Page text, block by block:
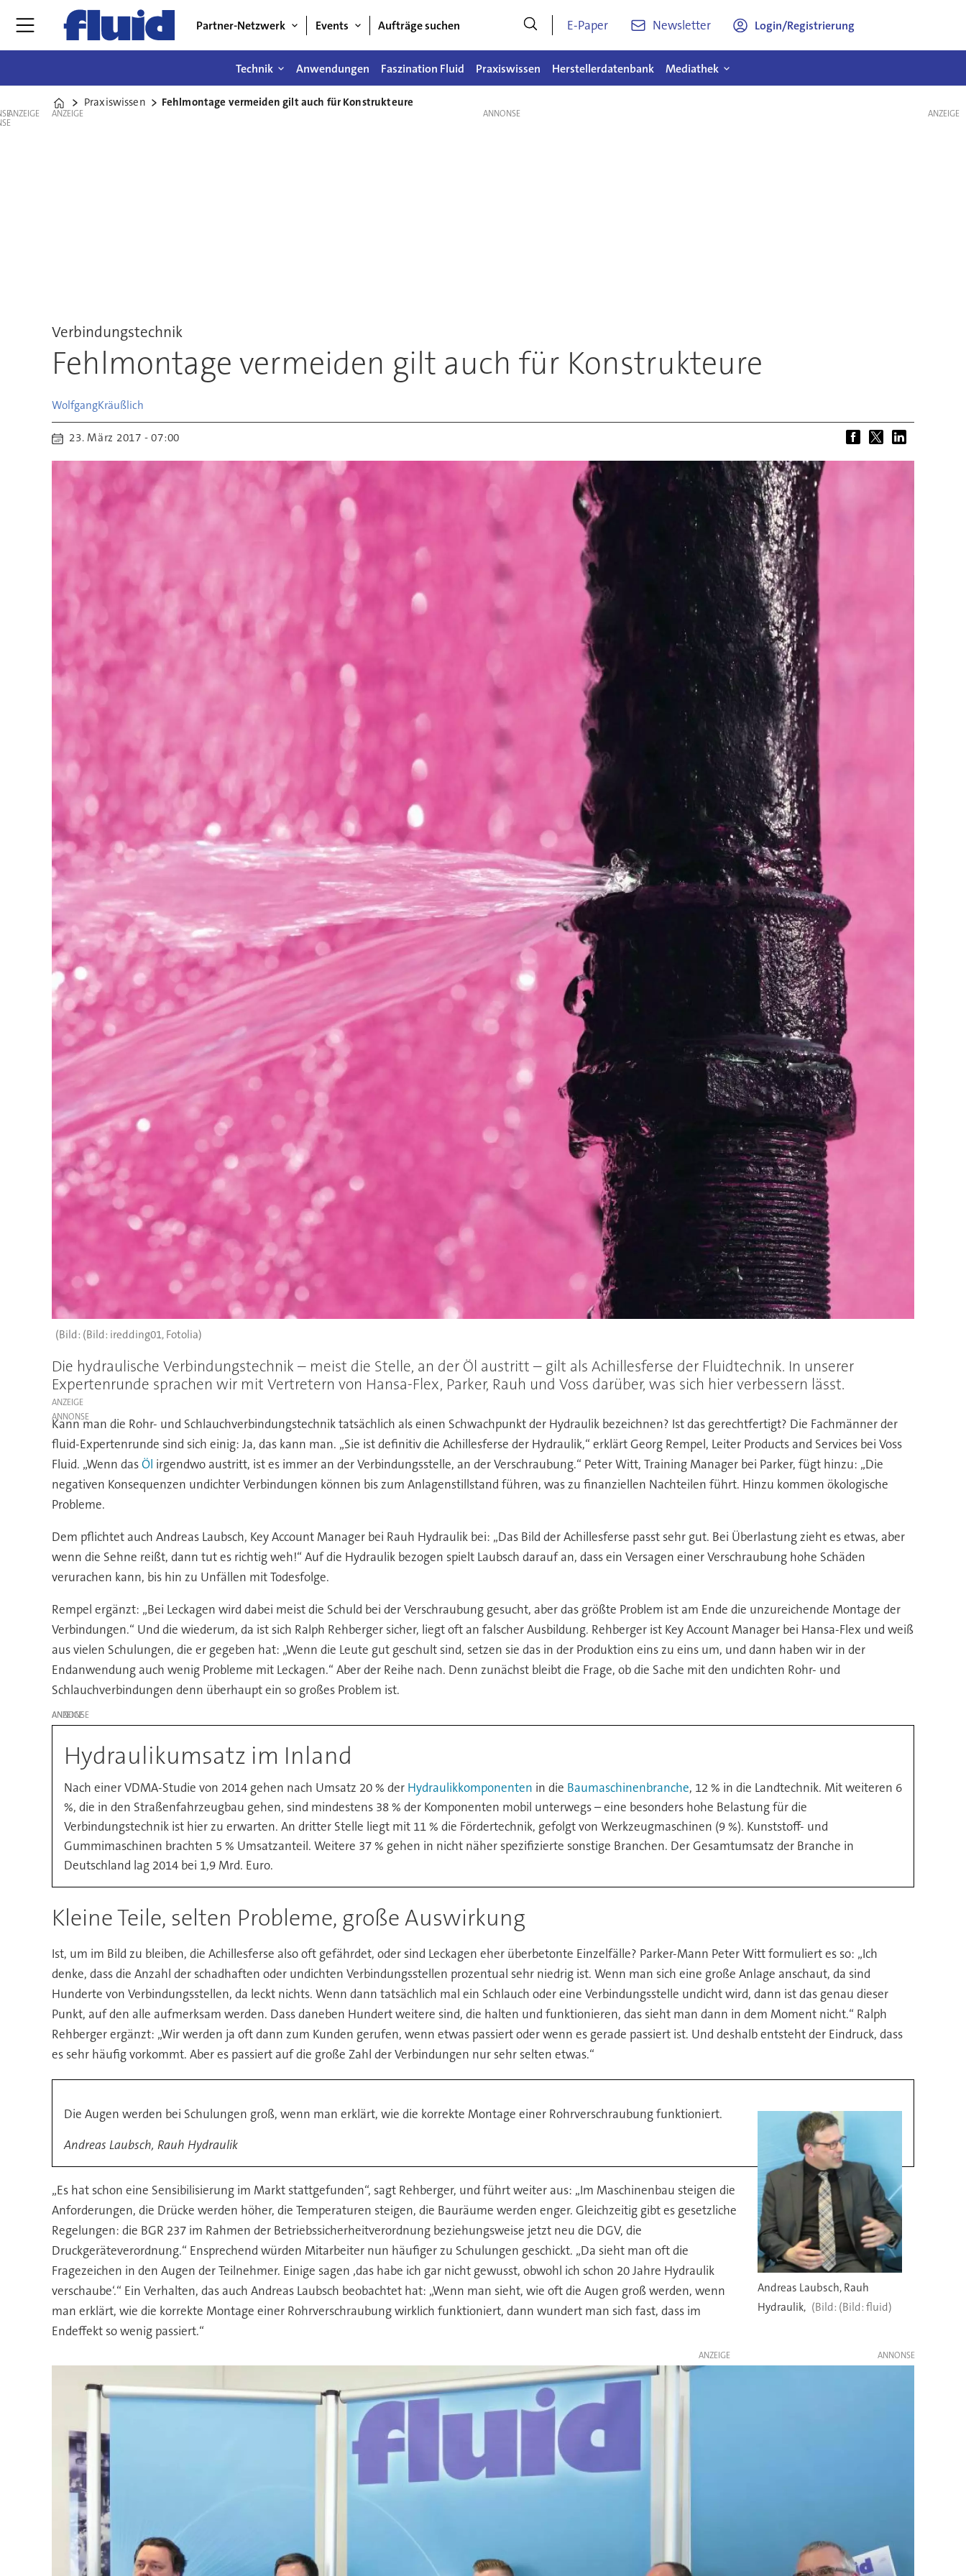
Partner-Netzwerk Events Aufträge suchen E-Paper Newsletter Login/Registrierung
Technik Anwendungen Faszination Fluid Praxiswissen Herstellerdatenbank Mediathek
Home
Praxiswissen Fehlmontage vermeiden gilt auch für Konstrukteure
ANZEIGE ANZEIGE
Verbindungstechnik
Fehlmontage vermeiden gilt auch für Konstrukteure
WolfgangKräußlich
23. März 2017 - 07:00
(Bild: iredding01, Fotolia)
Die hydraulische Verbindungstechnik – meist die Stelle, an der Öl austritt – gilt als Achillesferse der Fluidtechnik. In unserer
Expertenrunde sprachen wir mit Vertretern von Hansa-Flex, Parker, Rauh und Voss darüber, was sich hier verbessern lässt.
ANZEIGE
Kann man die Rohr- und Schlauchverbindungstechnik tatsächlich als einen Schwachpunkt der Hydraulik bezeichnen? Ist das gerechtfertigt? Die Fachmänner der
fluid-Expertenrunde sind sich einig: Ja, das kann man. „Sie ist definitiv die Achillesferse der Hydraulik,“ erklärt Georg Rempel, Leiter Products and Services bei Voss
Fluid. „Wenn dasÖl irgendwo austritt, ist es immer an der Verbindungsstelle, an der Verschraubung.“ Peter Witt, Training Manager bei Parker, fügt hinzu: „Die
negativen Konsequenzen undichter Verbindungen können bis zum Anlagenstillstand führen, was zu finanziellen Nachteilen führt. Hinzu kommen ökologische
Probleme.
Dem pflichtet auch Andreas Laubsch, Key Account Manager bei Rauh Hydraulik bei: „Das Bild der Achillesferse passt sehr gut. Bei Überlastung zieht es etwas, aber
wenn die Sehne reißt, dann tut es richtig weh!“ Auf die Hydraulik bezogen spielt Laubsch darauf an, dass ein Versagen einer Verschraubung hohe Schäden
verurachen kann, bis hin zu Unfällen mit Todesfolge.
Rempel ergänzt: „Bei Leckagen wird dabei meist die Schuld bei der Verschraubung gesucht, aber das größte Problem ist am Ende die unzureichende Montage der
Verbindungen.“ Und die wiederum, da ist sich Ralph Rehberger sicher, liegt oft an falscher Ausbildung. Rehberger ist Key Account Manager bei Hansa-Flex und weiß
aus vielen Schulungen, die er gegeben hat: „Wenn die Leute gut geschult sind, setzen sie das in der Produktion eins zu eins um, und dann haben wir in der
Endanwendung auch wenig Probleme mit Leckagen.“ Aber der Reihe nach. Denn zunächst bleibt die Frage, ob die Sache mit den undichten Rohr- und
Schlauchverbindungen denn überhaupt ein so großes Problem ist.
ANZEIGE
Hydraulikumsatz im Inland
Nach einer VDMA-Studie von 2014 gehen nach Umsatz 20 % der Hydraulikkomponenten in die Baumaschinenbranche, 12 % in die Landtechnik. Mit weiteren 6
%, die in den Straßenfahrzeugbau gehen, sind mindestens 38 % der Komponenten mobil unterwegs – eine besonders hohe Belastung für die
Verbindungstechnik ist hier zu erwarten. An dritter Stelle liegt mit 11 % die Fördertechnik, gefolgt von Werkzeugmaschinen (9 %). Kunststoff- und
Gummimaschinen brachten 5 % Umsatzanteil. Weitere 37 % gehen in nicht näher spezifizierte sonstige Branchen. Der Gesamtumsatz der Branche in
Deutschland lag 2014 bei 1,9 Mrd. Euro.
Kleine Teile, selten Probleme, große Auswirkung
Ist, um im Bild zu bleiben, die Achillesferse also oft gefährdet, oder sind Leckagen eher überbetonte Einzelfälle? Parker-Mann Peter Witt formuliert es so: „Ich
denke, dass die Anzahl der schadhaften oder undichten Verbindungsstellen prozentual sehr niedrig ist. Wenn man sich eine große Anlage anschaut, da sind
Hunderte von Verbindungsstellen, da leckt nichts. Wenn dann tatsächlich mal ein Schlauch oder eine Verbindungsstelle undicht wird, dann ist das genau dieser
Punkt, auf den alle aufmerksam werden. Dass daneben Hundert weitere sind, die halten und funktionieren, das sieht man dann in dem Moment nicht.“ Ralph
Rehberger ergänzt: „Wir werden ja oft dann zum Kunden gerufen, wenn etwas passiert oder wenn es gerade passiert ist. Und deshalb entsteht der Eindruck, dass
es sehr häufig vorkommt. Aber es passiert auf die große Zahl der Verbindungen nur sehr selten etwas.“
Andreas Laubsch, Rauh
Hydraulik,
(Bild: fluid)
Die Augen werden bei Schulungen groß, wenn man erklärt, wie die korrekte Montage einer Rohrverschraubung funktioniert.
Andreas Laubsch, Rauh Hydraulik
„Es hat schon eine Sensibilisierung im Markt stattgefunden“, sagt Rehberger, und führt weiter aus: „Im Maschinenbau steigen die
Anforderungen, die Drücke werden höher, die Temperaturen steigen, die Bauräume werden enger. Gleichzeitig gibt es gesetzliche
Regelungen: die BGR 237 im Rahmen der Betriebssicherheitverordnung beziehungsweise jetzt neu die DGV, die
Druckgeräteverordnung.“ Ensprechend würden Mitarbeiter nun häufiger zu Schulungen geschickt. „Da sieht man oft die
Fragezeichen in den Augen der Teilnehmer. Einige sagen ‚das habe ich gar nicht gewusst, obwohl ich schon 20 Jahre Hydraulik
verschaube‘.“ Ein Verhalten, das auch Andreas Laubsch beobachtet hat: „Wenn man sieht, wie oft die Augen groß werden, wenn
man erklärt, wie die korrekte Montage einer Rohrverschraubung wirklich funktioniert, dann wundert man sich fast, dass im
Endeffekt so wenig passiert.“
ANZEIGE
ANZEIGE